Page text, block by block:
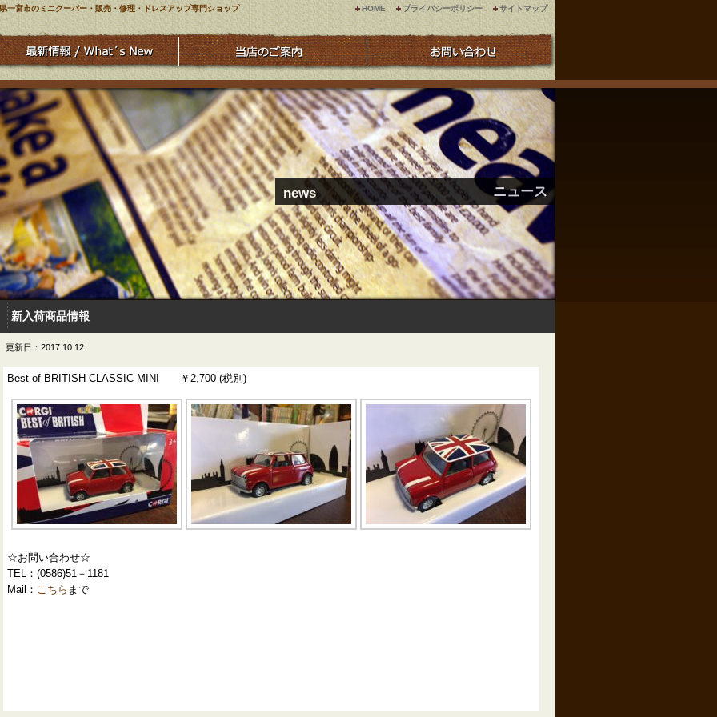
一宮市のミニクーパー・販売・修理・ドレスアップ専門ショップ HOME プライバシーポリシー サイトマップ
ニュース
news
新入荷商品情報
更新日：2017.10.12
Best of BRITISH CLASSIC MINI ￥2,700-(税別)
☆お問い合わせ☆
TEL：(0586)51－1181
Mail： こちら まで